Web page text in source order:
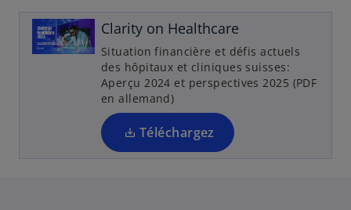
Clarity on Healthcare
Situation financière et défis actuels
des hôpitaux et cliniques suisses:
Aperçu 2024 et perspectives 2025 (PDF
en allemand)
Téléchargez
e
d
a
n
s
u
n
n
o